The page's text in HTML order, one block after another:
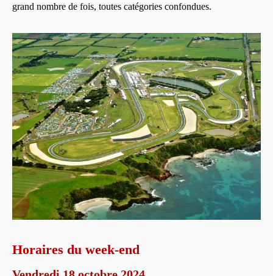
grand nombre de fois, toutes catégories confondues.
Horaires du week-end